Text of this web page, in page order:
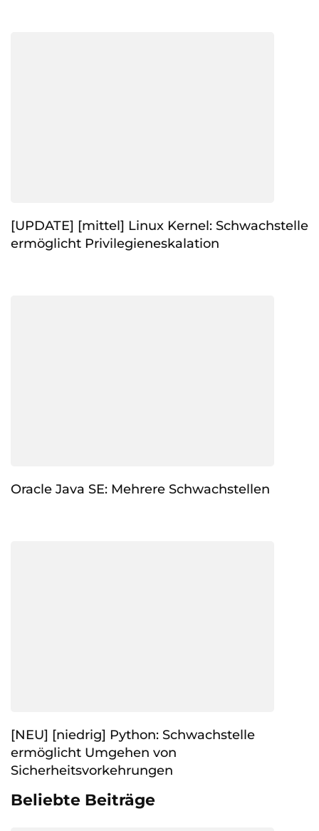
[UPDATE] [mittel] Linux Kernel: Schwachstelle
ermöglicht Privilegieneskalation
Oracle Java SE: Mehrere Schwachstellen
[NEU] [niedrig] Python: Schwachstelle
ermöglicht Umgehen von
Sicherheitsvorkehrungen
Beliebte Beiträge